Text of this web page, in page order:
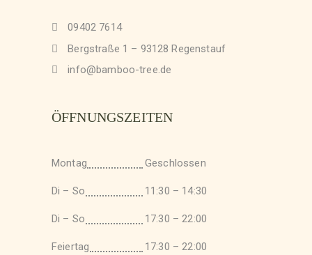
09402 7614
Bergstraße 1 – 93128 Regenstauf
info@bamboo-tree.de
ÖFFNUNGSZEITEN
Montag Geschlossen
Di – So 11:30 – 14:30
Di – So 17:30 – 22:00
Feiertag 17:30 – 22:00